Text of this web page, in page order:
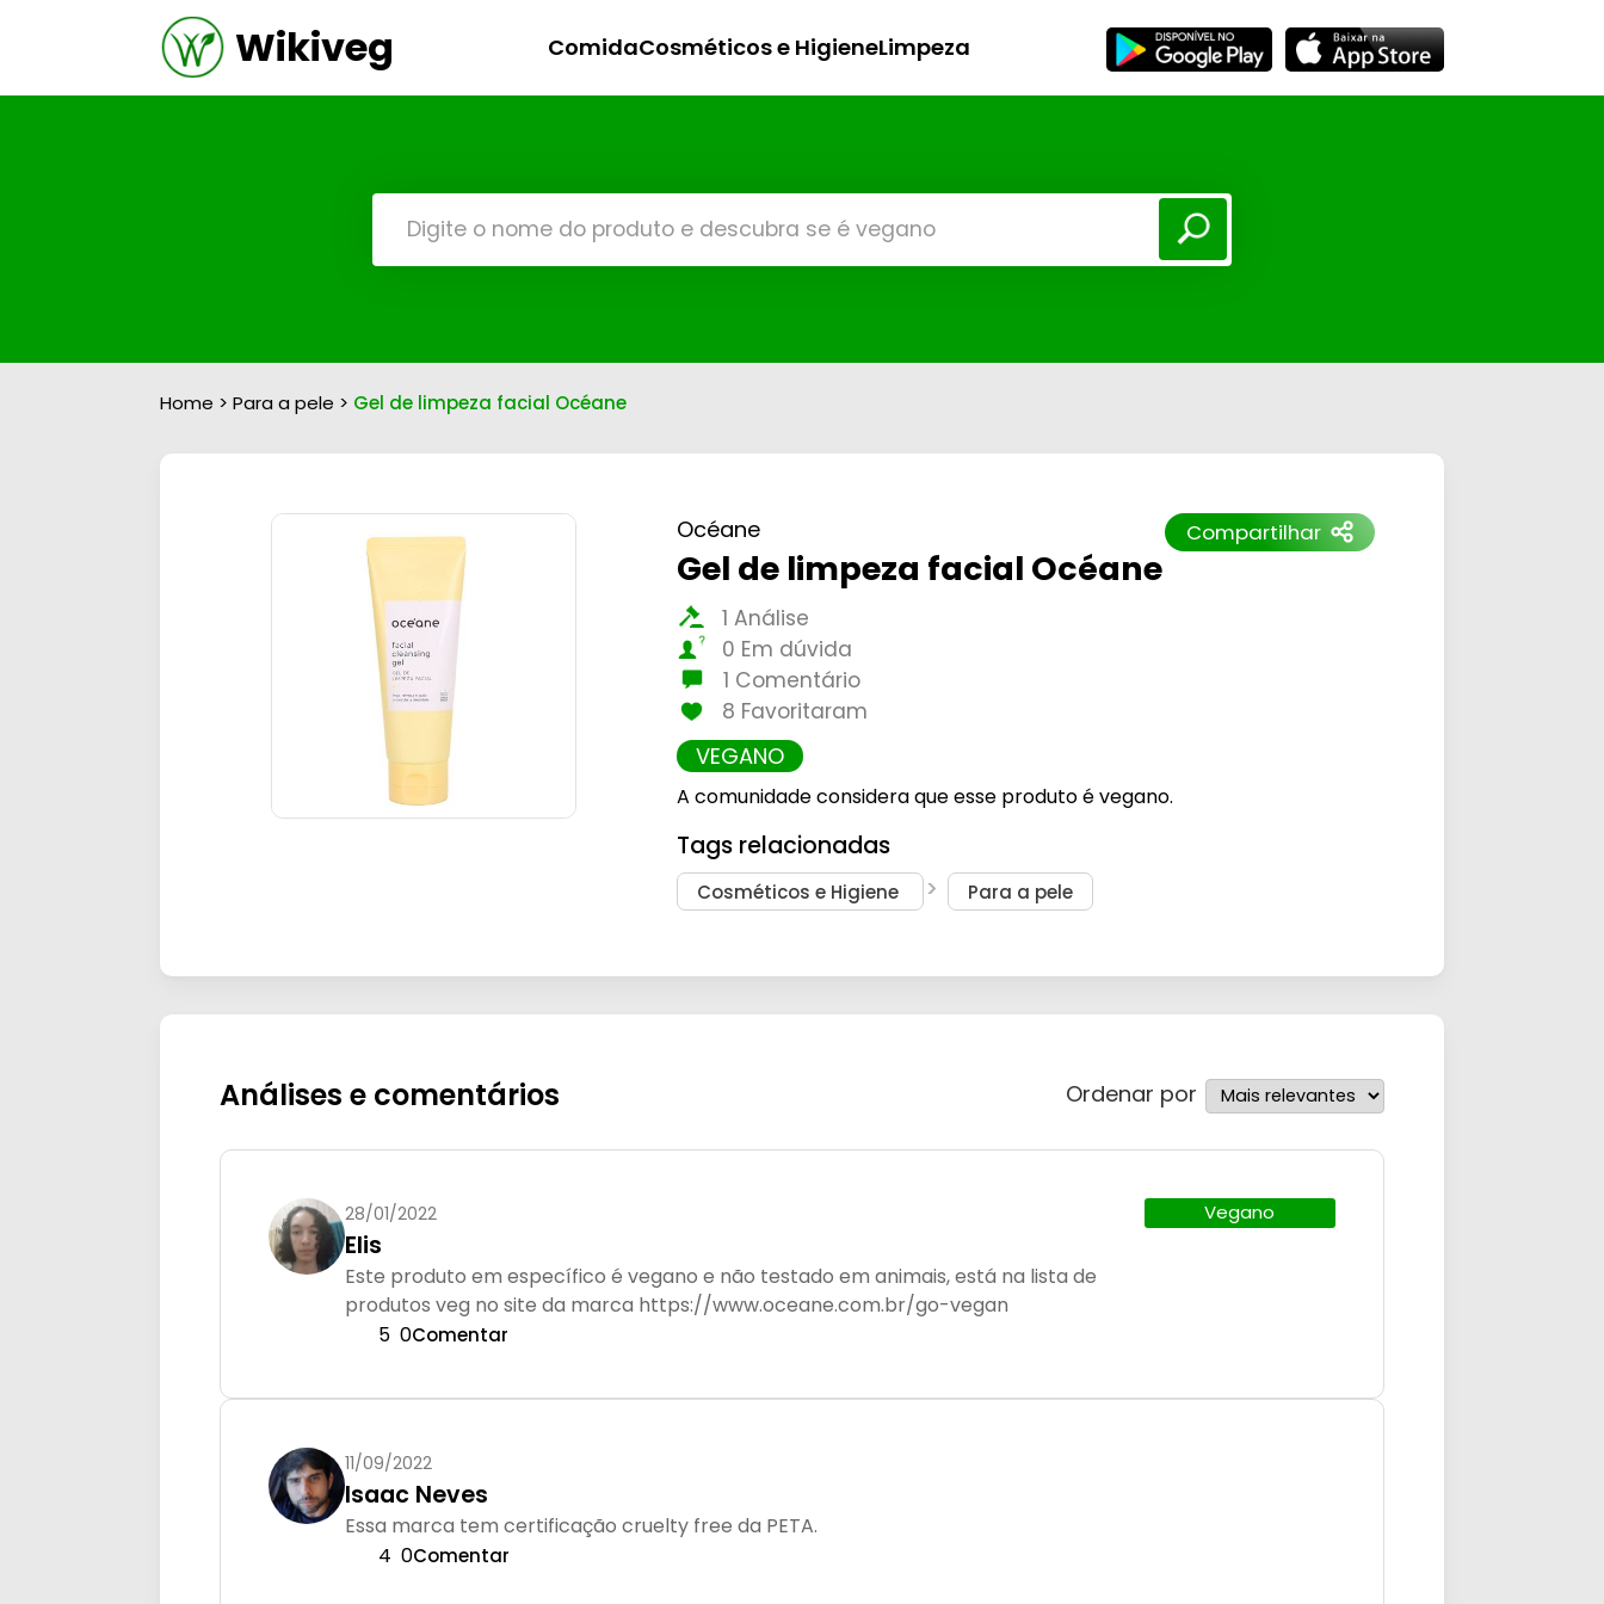
Wikiveg ComidaCosméticos e HigieneLimpeza
Home >Para a pele > Gel de limpeza facial Océane
Compartilhar
Océane
Gel de limpeza facial Océane
1 Análise
0 Em dúvida
1 Comentário
8 Favoritaram
VEGANO
A comunidade considera que esse produto é vegano.
Tags relacionadas
Cosméticos e Higiene Para a pele
Análises e comentários Ordenar por
28/01/2022
Elis
Este produto em específico é vegano e não testado em animais, está na lista de
produtos veg no site da marca https://www.oceane.com.br/go-vegan
Vegano
5 0Comentar
11/09/2022
Isaac Neves
Essa marca tem certificação cruelty free da PETA.
4 0Comentar